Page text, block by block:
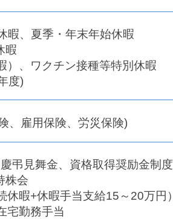
暇、夏季・年末年始休暇
暇
）、ワクチン接種等特別休暇
度)
、雇用保険、労災保険)
弔見舞金、資格取得奨励金制度
株会
暇+休暇手当支給15～20万円）
宅勤務手当